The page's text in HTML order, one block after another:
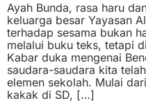
Ayah Bunda, rasa haru
keluarga besar Yayasan
terhadap sesama bukan
melalui buku teks, tetapi
Kabar duka mengenai
saudara-saudara kita
elemen sekolah. Mulai
kakak di SD, […]